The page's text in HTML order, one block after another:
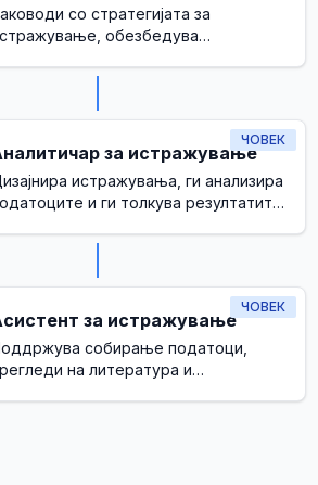
со стратегијата за
обезбедува
усогласува иницијативите со
ЧОВЕК
за истражување
истражувања, ги анализира
и ги толкува резултатите
ЧОВЕК
за истражување
собирање податоци,
на литература и